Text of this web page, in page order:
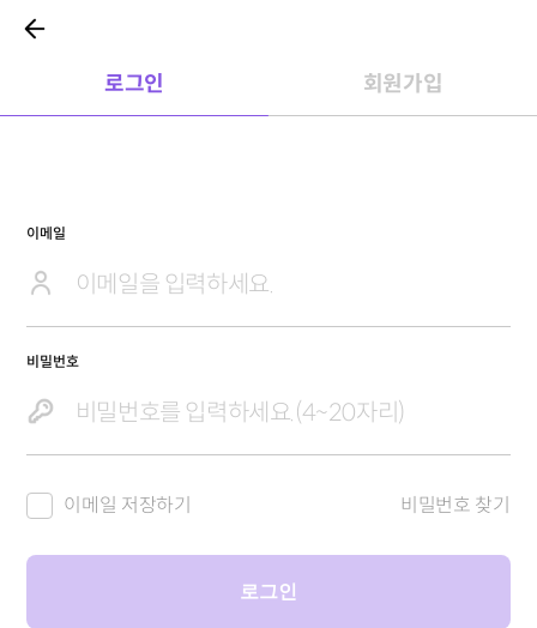
로그인 회원가입
이메일
비밀번호
이메일 저장하기 비밀번호 찾기
로그인